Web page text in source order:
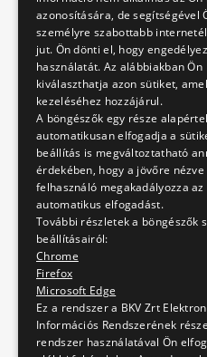
A BKV
folytatja
Az
https://
Az
az
Ezt
illetve
ben
meg.
azonosítására, de segítségével
személyre szabottabb
jut. Ön dönti el, hogy
használatát. Az alábbiakban Ön
kiválaszthatja azon sütiket,
kezeléséhez hozzájárul.
A böngészők egy része
automatikusan elfogadja a
beállítás is megváltoztatható
érdekében, hogy a jövőre nézve
felhasználó megakadályozza az
automatikus elfogadást.
További részletek a böngészők
beállításairól:
Chrome
Firefox
Microsoft Edge
Ez a rendszer a BKV Zrt
Információs Rendszerének
rendszer használatával Ön